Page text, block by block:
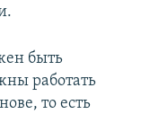
быть
работать
то есть